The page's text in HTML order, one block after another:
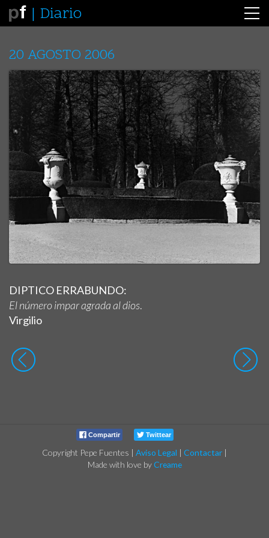
Diario
20 AGOSTO 2006
DIPTICO ERRABUNDO:
El número impar agrada al dios.
Virgilio
Compartir Twittear
Copyright Pepe Fuentes | Aviso Legal | Contactar |
Made with love byCreame